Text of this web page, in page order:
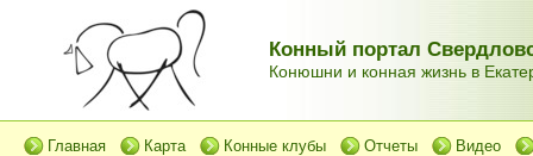
Конный портал
Конюшни и конная жизнь в
Главная Карта Конные клубы Отчеты Видео